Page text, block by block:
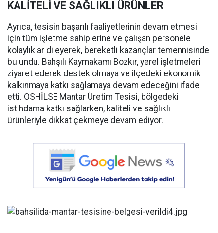
KALİTELİ VE SAĞLIKLI ÜRÜNLER
Ayrıca, tesisin başarılı faaliyetlerinin devam etmesi
için tüm işletme sahiplerine ve çalışan personele
kolaylıklar dileyerek, bereketli kazançlar temennisinde
bulundu. Bahşılı Kaymakamı Bozkır, yerel işletmeleri
ziyaret ederek destek olmaya ve ilçedeki ekonomik
kalkınmaya katkı sağlamaya devam edeceğini ifade
etti. OSHİLSE Mantar Üretim Tesisi, bölgedeki
istihdama katkı sağlarken, kaliteli ve sağlıklı
ürünleriyle dikkat çekmeye devam ediyor.